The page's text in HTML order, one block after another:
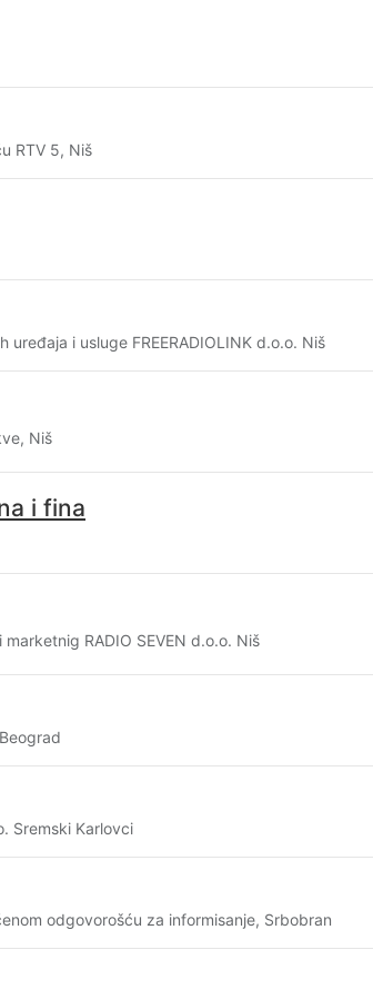
RTV 5, Niš
i usluge FREERADIOLINK d.o.o. Niš
Niš
i fina
RADIO SEVEN d.o.o. Niš
Sremski Karlovci
odgovorošću za informisanje, Srbobran